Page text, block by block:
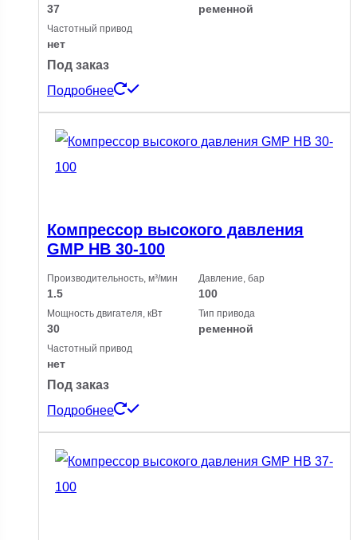
37 ременной
Частотный привод
нет
Под заказ
Подробнее
Компрессор высокого давления
GMP HB 30-100
Производительность, м³/мин
1.5
Давление, бар
100
Мощность двигателя, кВт
30
Тип привода
ременной
Частотный привод
нет
Под заказ
Подробнее